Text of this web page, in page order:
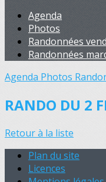
Agenda
Photos
Randonnées
Randonnées
Agenda Photos
RANDO DU 2
Retour à la liste
Plan du site
Licences